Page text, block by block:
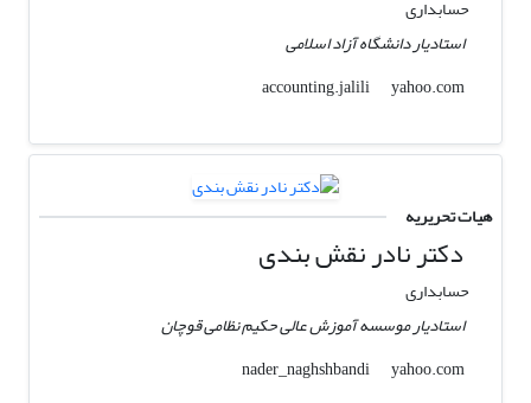
حسابداری
استادیار دانشگاه آزاد اسلامی
accounting.jalili
yahoo.com
هیات تحریریه
دکتر نادر نقش بندی
حسابداری
استادیار موسسه آموزش عالی حکیم نظامی قوچان
nader_naghshbandi
yahoo.com